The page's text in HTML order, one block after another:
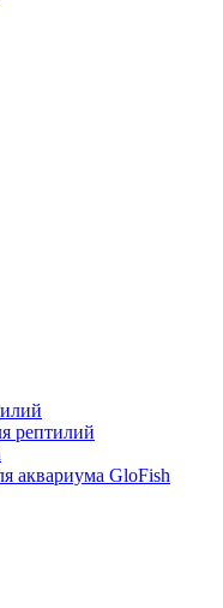
рептилий
аквариума GloFish